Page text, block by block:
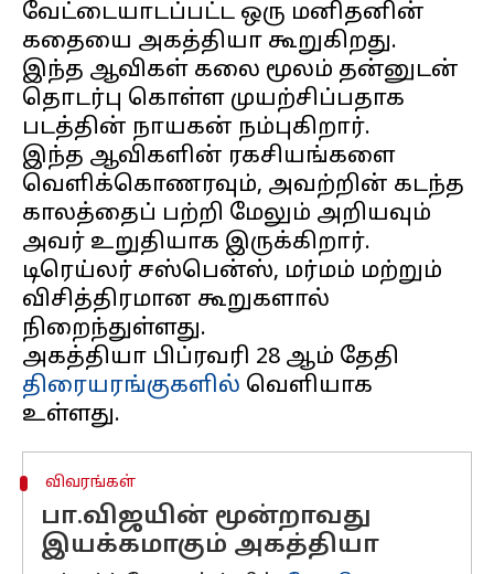
வேட்டையாடப்பட்ட ஒரு மனிதனின்
கதையை அகத்தியா கூறுகிறது.
இந்த ஆவிகள் கலை மூலம் தன்னுடன்
தொடர்பு கொள்ள முயற்சிப்பதாக
படத்தின் நாயகன் நம்புகிறார்.
இந்த ஆவிகளின் ரகசியங்களை
வெளிக்கொணரவும், அவற்றின் கடந்த
காலத்தைப் பற்றி மேலும் அறியவும்
அவர் உறுதியாக இருக்கிறார்.
டிரெய்லர் சஸ்பென்ஸ், மர்மம் மற்றும்
விசித்திரமான கூறுகளால்
நிறைந்துள்ளது.
அகத்தியா பிப்ரவரி 28 ஆம் தேதி
திரையரங்குகளில் வெளியாக
விவரங்கள்
பா.விஜயின் மூன்றாவது
இயக்கமாகும் அகத்தியா